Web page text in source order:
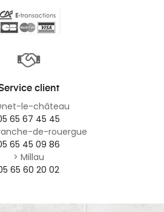
client
le-château
65 67 45 45
de-rouergue
65 45 09 86
> Millau
65 60 20 02